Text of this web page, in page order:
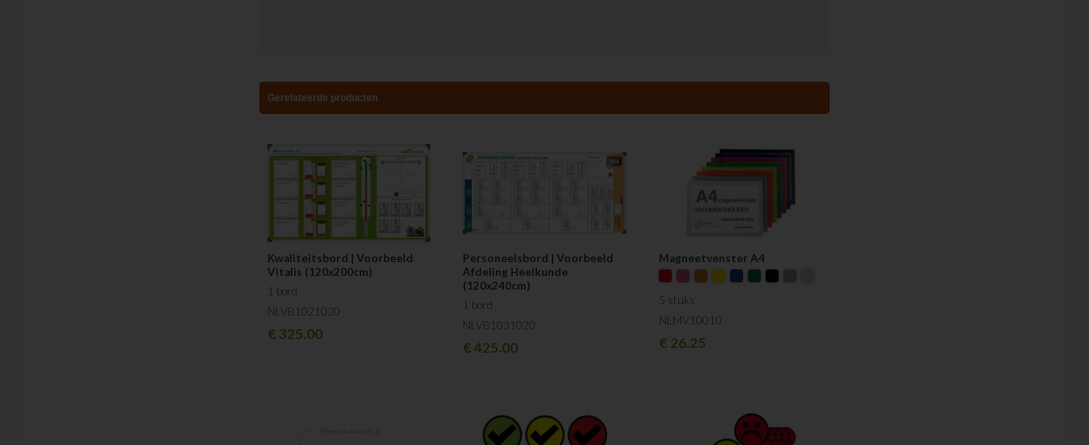
Gerelateerde producten
Kwaliteitsbord | Voorbeeld
Vitalis (120x200cm)
1 bord
NLVB1021020
€325.00
Personeelsbord | Voorbeeld
Afdeling Heelkunde
(120x240cm)
1 bord
NLVB1031020
€425.00
Magneetvenster A4
5 stuks
NLMV10010
€26.25